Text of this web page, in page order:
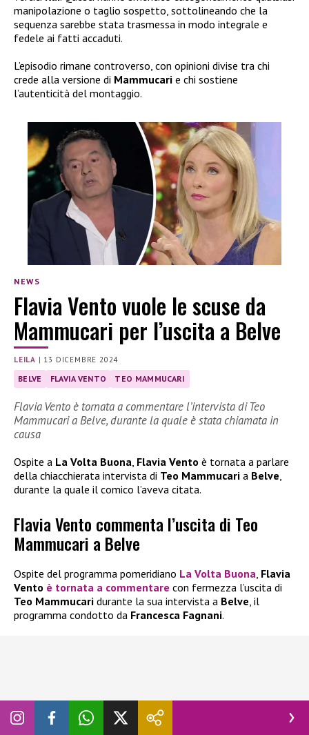
manipolazione o taglio sospetto, sottolineando che la
sequenza sarebbe stata trasmessa in modo integrale e
fedele ai fatti accaduti.
L’episodio rimane controverso, con opinioni divise tra chi
crede alla versione di Mammucari e chi sostiene
l’autenticità del montaggio.
NEWS
Flavia Vento vuole le scuse da
Mammucari per l’uscita a Belve
LEILA | 13 DICEMBRE 2024
BELVE FLAVIA VENTO TEO MAMMUCARI
Flavia Vento è tornata a commentare l’intervista di Teo
Mammucari a Belve, durante la quale è stata chiamata in
causa
Ospite a La Volta Buona Flavia Vento è tornata a parlare
della chiacchierata intervista di Teo Mammucari a Belve
durante la quale il comico l’aveva citata.
Flavia Vento commenta l’uscita di Teo
Mammucari a Belve
Ospite del programma pomeridiano La Volta Buona Flavia
Vento è tornata a commentare con fermezza l’uscita di
Teo Mammucari durante la sua intervista a Belve , il
programma condotto da Francesca Fagnani.